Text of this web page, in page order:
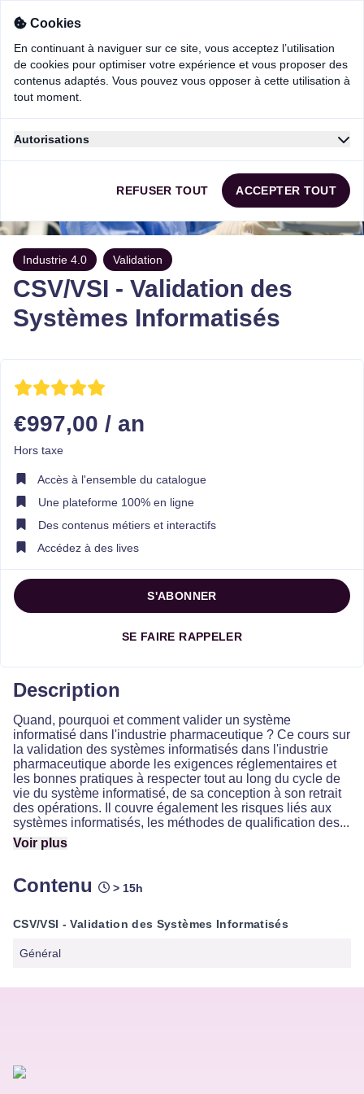
Industrie 4.0 Validation
CSV/VSI - Validation des
Systèmes Informatisés
€997,00 / an
Hors taxe
Accès à l'ensemble du catalogue
Une plateforme 100% en ligne
Des contenus métiers et interactifs
Accédez à des lives
S'ABONNER
SE FAIRE RAPPELER
Description
Quand, pourquoi et comment valider un système
informatisé dans l'industrie pharmaceutique ? Ce cours sur
la validation des systèmes informatisés dans l'industrie
pharmaceutique aborde les exigences réglementaires et
les bonnes pratiques à respecter tout au long du cycle de
vie du système informatisé, de sa conception à son retrait
des opérations. Il couvre également les risques liés aux
systèmes informatisés, les méthodes de qualification des...
Voir plus
Contenu > 15h
CSV/VSI - Validation des Systèmes Informatisés
Général
Cookies
En continuant à naviguer sur ce site, vous acceptez l’utilisation
de cookies pour optimiser votre expérience et vous proposer des
contenus adaptés. Vous pouvez vous opposer à cette utilisation à
tout moment.
Autorisations
En continuant à naviguer sur ce site, vous acceptez l’utilisation
de cookies pour optimiser votre expérience et vous proposer des
contenus adaptés. Vous pouvez vous opposer à cette utilisation à
Vous autorisez:
Les cookies strictement necessaire (requis)
Les cookies de mesure de performance
Les cookies de fonctionnalités
Les cookies de personnalisation
ENREGISTRER
REFUSER TOUT ACCEPTER TOUT